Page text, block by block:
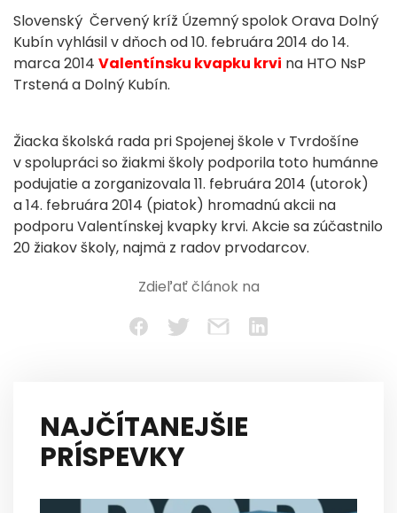
Slovenský Červený kríž Územný spolok Orava Dolný
Kubín vyhlásil v dňoch od 10. februára 2014 do 14.
marca 2014 Valentínsku kvapku krvi na HTO NsP
Trstená a Dolný Kubín.
Žiacka školská rada pri Spojenej škole v Tvrdošíne
v spolupráci so žiakmi školy podporila toto humánne
podujatie a zorganizovala 11. februára 2014 (utorok)
a 14. februára 2014 (piatok) hromadnú akcii na
podporu Valentínskej kvapky krvi. Akcie sa zúčastnilo
20 žiakov školy, najmä z radov prvodarcov.
Zdieľať článok na
NAJČÍTANEJŠIE
PRÍSPEVKY